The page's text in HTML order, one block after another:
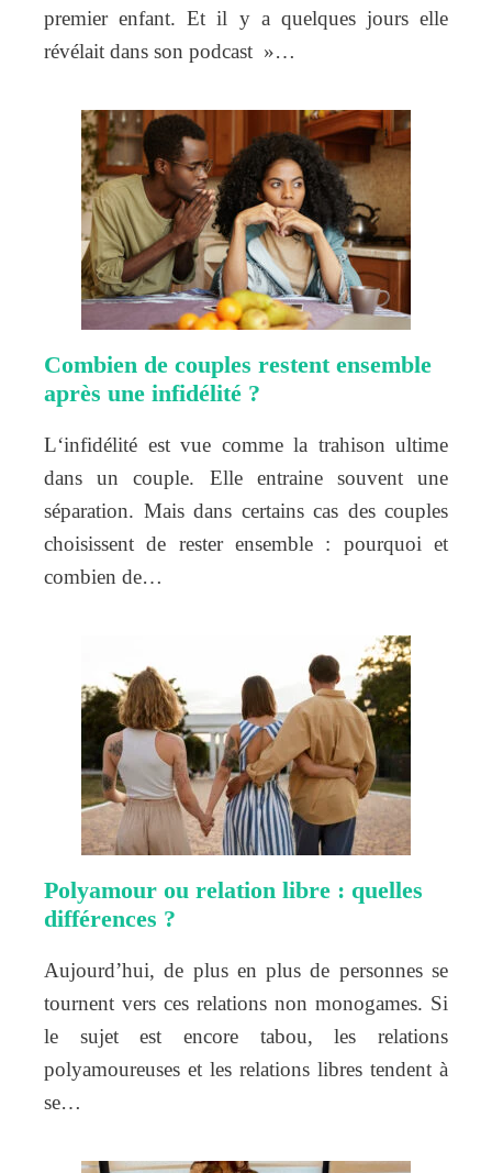
premier enfant. Et il y a quelques jours elle
révélait dans son podcast »…
Combien de couples restent ensemble
après une infidélité ?
L‘infidélité est vue comme la trahison ultime
dans un couple. Elle entraine souvent une
séparation. Mais dans certains cas des couples
choisissent de rester ensemble : pourquoi et
combien de…
Polyamour ou relation libre : quelles
différences ?
Aujourd’hui, de plus en plus de personnes se
tournent vers ces relations non monogames. Si
le sujet est encore tabou, les relations
polyamoureuses et les relations libres tendent à
se…